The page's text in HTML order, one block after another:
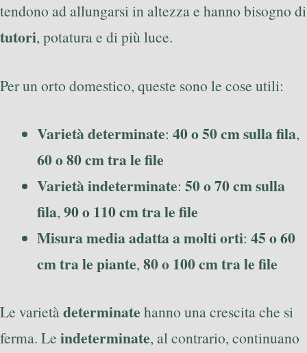
tendono ad allungarsi in altezza e hanno bisogno di
tutori, potatura e di più luce.
Per un orto domestico, queste sono le cose utili:
Varietà determinate: 40 o 50 cm sulla fila,
60 o 80 cm tra le file
Varietà indeterminate: 50 o 70 cm sulla
fila, 90 o 110 cm tra le file
Misura media adatta a molti orti: 45 o 60
cm tra le piante, 80 o 100 cm tra le file
Le varietàdeterminate hanno una crescita che si
ferma. Le indeterminate, al contrario, continuano